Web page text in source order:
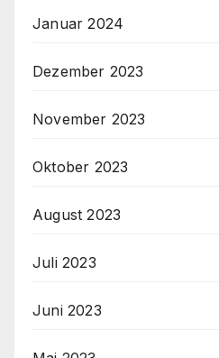
Januar 2024
Dezember 2023
November 2023
Oktober 2023
August 2023
Juli 2023
Juni 2023